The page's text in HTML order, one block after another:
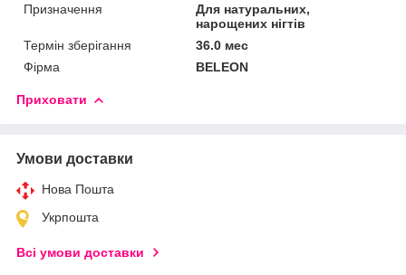
Призначення
Для натуральних,
нарощених нігтів
Термін зберігання
36.0 мес
Фірма
BELEON
Приховати
Умови доставки
Нова Пошта
Укрпошта
Всі умови доставки